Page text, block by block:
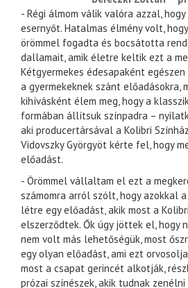
- Régi álmom válik valóra azzal,
esernyőt. Hatalmas élmény volt,
örömmel fogadta és bocsátotta
dallamait, amik életre keltik ezt a
Kétgyermekes édesapaként
a gyermekeknek szánt előadásokra,
kihívásként élem meg, hogy a
formában állítsuk színpadra –
aki producertársával a Kolibri
Vidovszky Györgyöt kérte fel, hogy
előadást.
- Örömmel vállaltam el ezt a
számomra arról szólt, hogy azokkal
létre egy előadást, akik most a
elszerződtek. Ők úgy jöttek el, hogy
nem volt más lehetőségük, most
egy olyan előadást, ami ezt
most a csapat gerincét alkotják,
prózai színészek, akik tudnak zenélni